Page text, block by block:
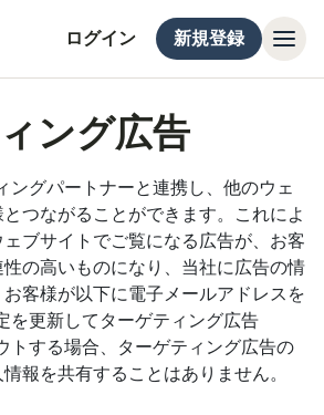
ログイン 新規登録
ング広告
ングパートナーと連携し、他のウェ
つながることができます。これによ
ブサイトでご覧になる広告が、お客
の高いものになり、当社に広告の情
客様が以下に電子メールアドレスを
を更新してターゲティング広告
トする場合、ターゲティング広告の
報を共有することはありません。